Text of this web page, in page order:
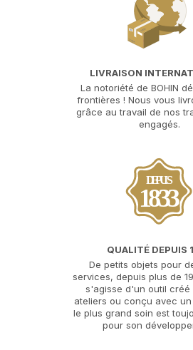
1925 Rue Gustave Delory
59000 Lille
Géants Des Beaux Arts
Géants Des Beaux Arts
20 Rue Gubernatis
06000 Nice
LIVRAISON
La notoriété de BOHIN
frontières ! Nous vous
grâce au travail de nos
engagés.
DEPUIS
1833
QUALITÉ DEPUIS
De petits objets pour
services, depuis plus de
s'agisse d'un outil créé
ateliers ou conçu avec
le plus grand soin est
pour son